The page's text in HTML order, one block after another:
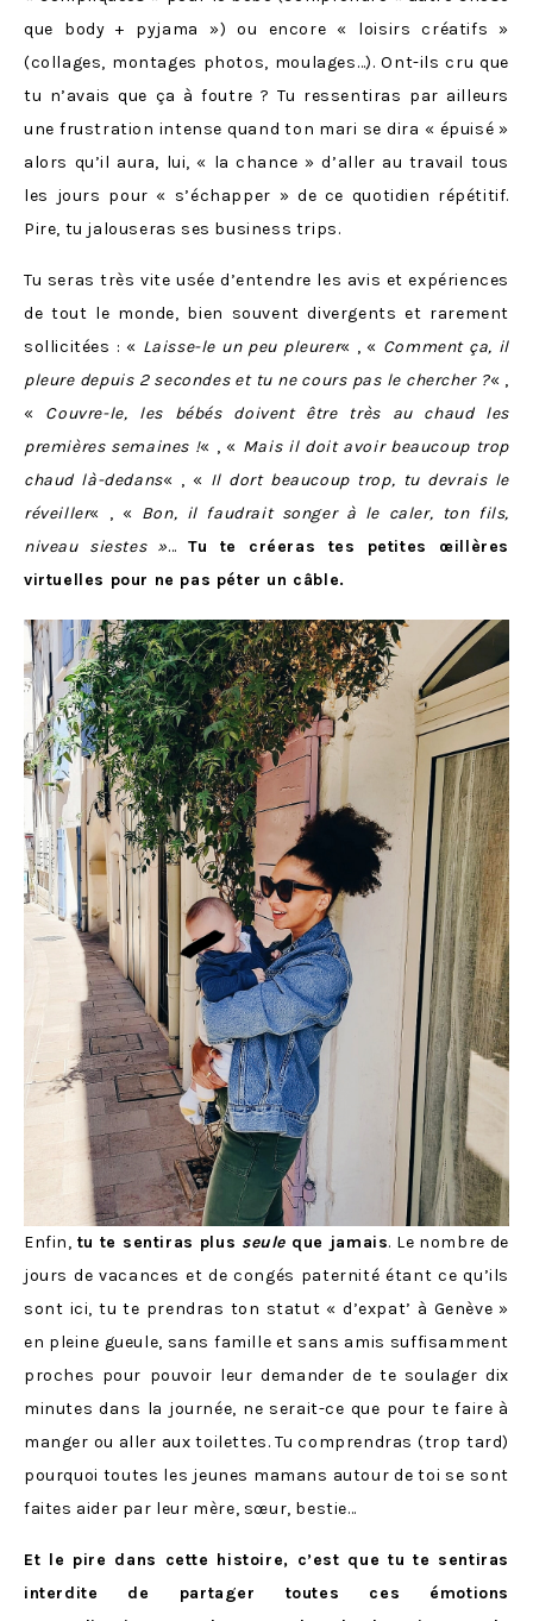
que body + pyjama ») ou encore « loisirs créatifs »
(collages, montages photos, moulages…). Ont-ils cru que
tu n’avais que ça à foutre ? Tu ressentiras par ailleurs
une frustration intense quand ton mari se dira « épuisé »
alors qu’il aura, lui, « la chance » d’aller au travail tous
les jours pour « s’échapper » de ce quotidien répétitif.
Pire, tu jalouseras ses business trips.
Tu seras très vite usée d’entendre les avis et expériences
de tout le monde, bien souvent divergents et rarement
sollicitées : « Laisse-le un peu pleurer« , « Comment ça, il
pleure depuis 2 secondes et tu ne cours pas le chercher ?« ,
« Couvre-le, les bébés doivent être très au chaud les
premières semaines !« , « Mais il doit avoir beaucoup trop
chaud là-dedans« , « Il dort beaucoup trop, tu devrais le
réveiller« , « Bon, il faudrait songer à le caler, ton fils,
niveau siestes »… Tu te créeras tes petites œillères
virtuelles pour ne pas péter un câble.
Enfin, tu te sentiras plus seule que jamais. Le nombre de
jours de vacances et de congés paternité étant ce qu’ils
sont ici, tu te prendras ton statut « d’expat’ à Genève »
en pleine gueule, sans famille et sans amis suffisamment
proches pour pouvoir leur demander de te soulager dix
minutes dans la journée, ne serait-ce que pour te faire à
manger ou aller aux toilettes. Tu comprendras (trop tard)
pourquoi toutes les jeunes mamans autour de toi se sont
faites aider par leur mère, sœur, bestie…
Et le pire dans cette histoire, c’est que tu te sentiras
interdite de partager toutes ces émotions